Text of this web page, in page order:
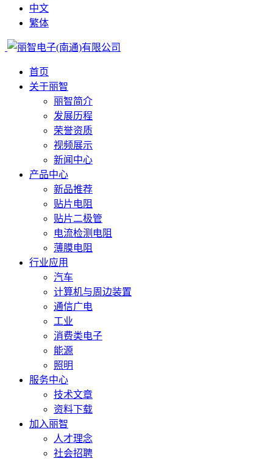
中文
繁体
首页
关于丽智
丽智简介
发展历程
荣誉资质
视频展示
新闻中心
产品中心
新品推荐
贴片电阻
贴片二极管
电流检测电阻
薄膜电阻
行业应用
汽车
计算机与周边装置
通信广电
工业
消费类电子
能源
照明
服务中心
技术文章
资料下载
加入丽智
人才理念
社会招聘